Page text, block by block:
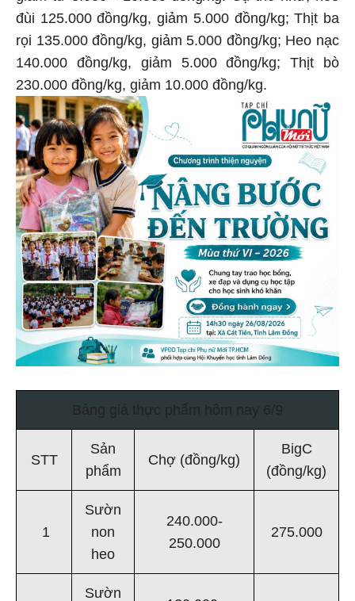
đùi 125.000 đồng/kg, giảm 5.000 đồng/kg; Thịt ba
rọi 135.000 đồng/kg, giảm 5.000 đồng/kg; Heo nạc
140.000 đồng/kg, giảm 5.000 đồng/kg; Thịt bò
230.000 đồng/kg, giảm 10.000 đồng/kg.
STT
Sản
phẩm
Chợ (đồng/kg)
BigC
(đồng/kg)
1
Sườn
non
heo
240.000-
250.000
275.000
Sườn